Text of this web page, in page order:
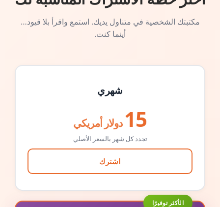
مكتبتك الشخصية في متناول يديك. استمع واقرأ بلا قيود…
أينما كنت.
شهري
15 دولار أمريكي
تجدد كل شهر بالسعر الأصلي
اشترك
الأكثر توفيرًا